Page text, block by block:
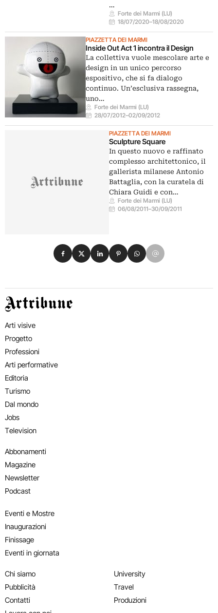
…
Forte dei Marmi (LU)
18/07/2020–18/08/2020
PIAZZETTA DEI MARMI
Inside Out Act 1 incontra il Design
La collettiva vuole mescolare arte e
design in un unico percorso
espositivo, che si fa dialogo
continuo. Un’esclusiva rassegna,
uno…
Forte dei Marmi (LU)
28/07/2012–02/09/2012
PIAZZETTA DEI MARMI
Sculpture Square
In questo nuovo e raffinato
complesso architettonico, il
gallerista milanese Antonio
Battaglia, con la curatela di
Chiara Guidi e con…
Forte dei Marmi (LU)
06/08/2011–30/09/2011
Condividi su Facebook
Condividi su X
Condividi su LinkedIn
Condividi su Pinterest
Condividi su WhatsApp
Condividi su Email
Artribune
Arti visive
Progetto
Professioni
Arti performative
Editoria
Turismo
Dal mondo
Jobs
Television
Abbonamenti
Magazine
Newsletter
Podcast
Eventi e Mostre
Inaugurazioni
Finissage
Eventi in giornata
Chi siamo
Pubblicità
Contatti
University
Travel
Produzioni